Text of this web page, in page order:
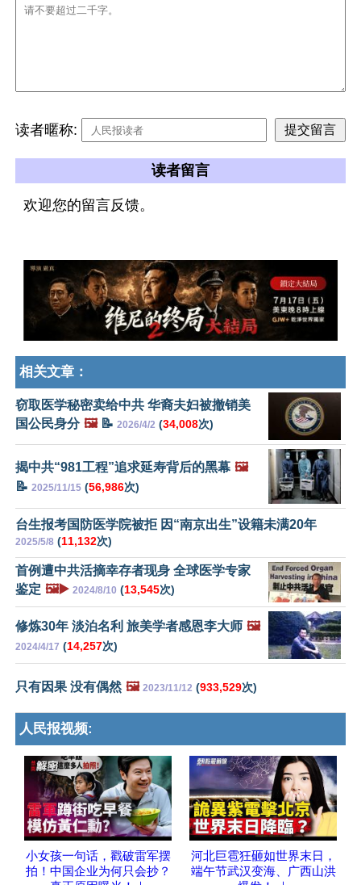
读者暱称:
读者留言
欢迎您的留言反馈。
相关文章：
窃取医学秘密卖给中共 华裔夫妇被撤销美
国公民身分 🖼️📝 2026/4/2 (34,008次)
揭中共“981工程”追求延寿背后的黑幕 🖼️
📝 2025/11/15 (56,986次)
台生报考国防医学院被拒 因“南京出生”设籍未满20年
2025/5/8 (11,132次)
首例遭中共活摘幸存者现身 全球医学专家
鉴定 🖼️▶️ 2024/8/10 (13,545次)
修炼30年 淡泊名利 旅美学者感恩李大师 🖼️
2024/4/17 (14,257次)
只有因果 没有偶然 🖼️ 2023/11/12 (933,529次)
人民报视频:
小女孩一句话，戳破雷军摆
拍！中国企业为何只会抄？
河北巨雹狂砸如世界末日，
端午节武汉变海、广西山洪